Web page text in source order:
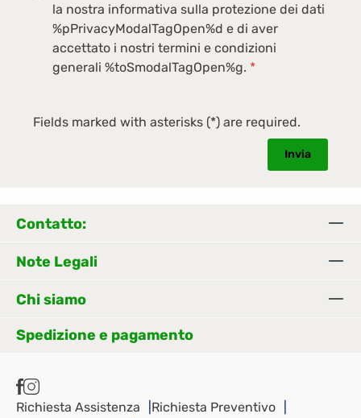
la nostra informativa sulla protezione dei dati
%pPrivacyModalTagOpen%d e di aver
accettato i nostri termini e condizioni
generali %toSmodalTagOpen%g. *
Fields marked with asterisks (*) are required.
Invia
Contatto:
Note Legali
Chi siamo
Spedizione e pagamento
Richiesta Assistenza
Richiesta Preventivo